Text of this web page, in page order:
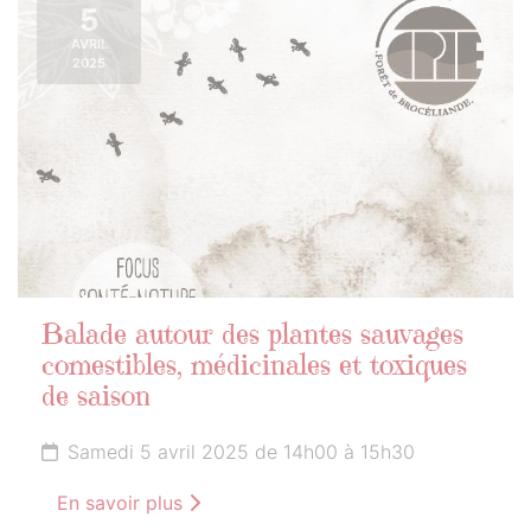
5
AVRIL
2025
Balade autour des plantes sauvages
comestibles, médicinales et toxiques
de saison
Samedi 5 avril 2025 de 14h00 à 15h30
En savoir plus